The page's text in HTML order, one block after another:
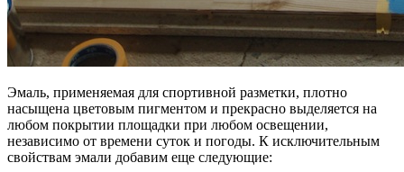
Эмаль, применяемая для спортивной разметки, плотно
насыщена цветовым пигментом и прекрасно выделяется на
любом покрытии площадки при любом освещении,
независимо от времени суток и погоды. К исключительным
свойствам эмали добавим еще следующие: